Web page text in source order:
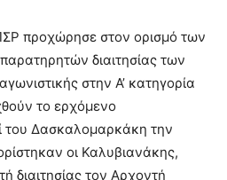
προχώρησε στον ορισμό των
διαιτησίας των
αγωνιστικής στην Α’ κατηγορία
το ερχόμενο
του Δασκαλομαρκάκη την
οι Καλυβιανάκης,
διαιτησίας τον Αρχοντή